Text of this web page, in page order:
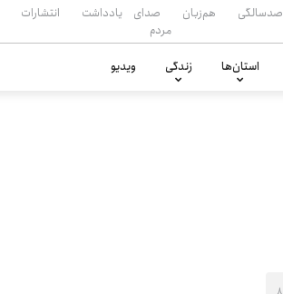
صدسالگی هم‌زبان
صدای
مردم
یادداشت انتشارات
استان‌ها زندگی ویدیو